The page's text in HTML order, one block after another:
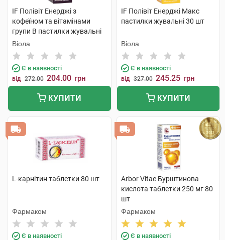
IF Полівіт Енерджі з
кофеїном та вітамінами
групи В пастилки жувальні
30 шт
Віола
Є в наявності
від 272.00 204.00 грн
КУПИТИ
IF Полівіт Енерджі Макс
пастилки жувальні 30 шт
Віола
Є в наявності
від 327.00 245.25 грн
КУПИТИ
L-карнітин таблетки 80 шт
Фармаком
Є в наявності
Arbor Vitae Бурштинова
кислота таблетки 250 мг 80
шт
Фармаком
Є в наявності